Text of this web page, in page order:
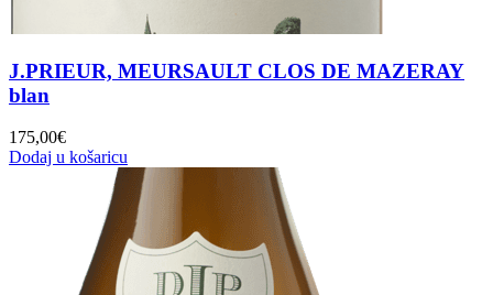
J.PRIEUR, MEURSAULT CLOS DE MAZERAY
blan
175,00€
Dodaj u košaricu